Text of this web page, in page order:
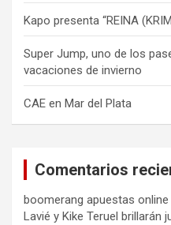
Kapo presenta “REINA
Super Jump, uno de los
vacaciones de invierno
CAE en Mar del Plata
Comentarios
boomerang apuestas online
Lavié y Kike Teruel brillarán